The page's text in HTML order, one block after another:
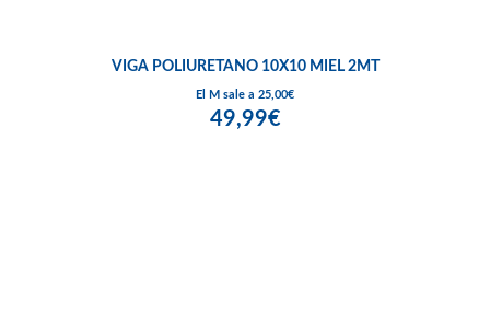
VIGA POLIURETANO 10X10 MIEL 2MT
El M sale a 25,00€
49,99€